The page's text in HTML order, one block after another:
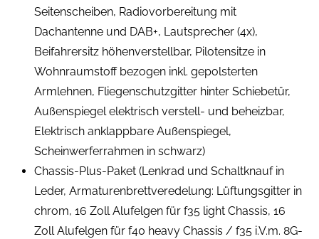
Seitenscheiben, Radiovorbereitung mit
Dachantenne und DAB+, Lautsprecher (4x),
Beifahrersitz höhenverstellbar, Pilotensitze in
Wohnraumstoff bezogen inkl. gepolsterten
Armlehnen, Fliegenschutzgitter hinter Schiebetür,
Außenspiegel elektrisch verstell- und beheizbar,
Elektrisch anklappbare Außenspiegel,
Scheinwerferrahmen in schwarz)
Chassis-Plus-Paket (Lenkrad und Schaltknauf in
Leder, Armaturenbrettveredelung: Lüftungsgitter in
chrom, 16 Zoll Alufelgen für f35 light Chassis, 16
Zoll Alufelgen für f40 heavy Chassis / f35 i.V.m. 8G-